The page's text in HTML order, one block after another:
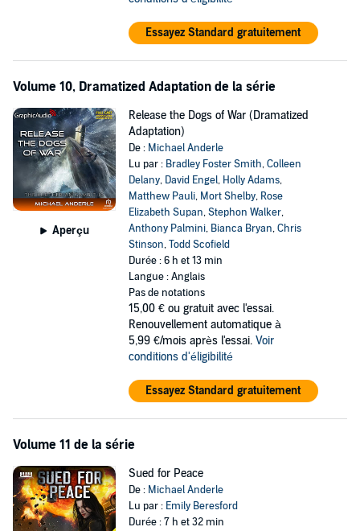
Essayez Standard gratuitement
Volume 10, Dramatized Adaptation de la série
Aperçu
Release the Dogs of War (Dramatized
Adaptation)
De : Michael Anderle
Lu par : Bradley Foster Smith,Colleen
Delany, David Engel, Holly Adams,
Matthew Pauli, Mort Shelby, Rose
Elizabeth Supan,Stephon Walker,
Anthony Palmini, Bianca Bryan,Chris
Stinson,Todd Scofield
Durée : 6 h et 13 min
Langue : Anglais
Pas de notations
15,00 € ou gratuit avec l'essai.
Renouvellement automatique à
5,99 €/mois après l'essai. Voir
conditions d'éligibilité
Essayez Standard gratuitement
Volume 11 de la série
Sued for Peace
De : Michael Anderle
Lu par : Emily Beresford
Durée : 7 h et 32 min